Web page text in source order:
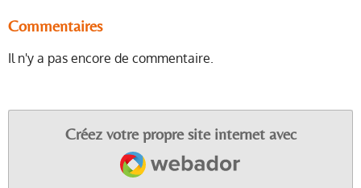
Commentaires
Il n'y a pas encore de commentaire.
Créez votre propre site internet avec
Webador